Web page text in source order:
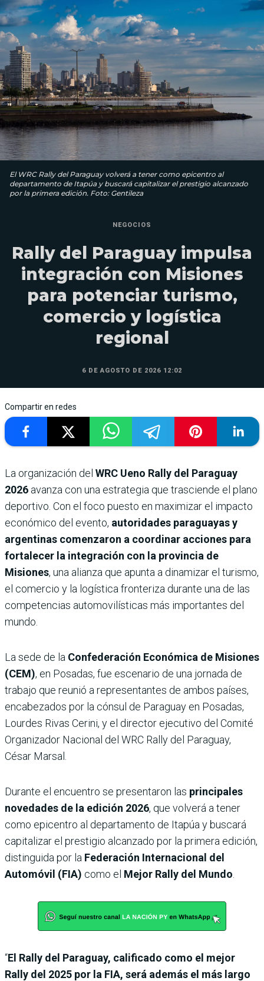
El WRC Rally del Paraguay volverá a tener como epicentro al
departamento de Itapúa y buscará capitalizar el prestigio alcanzado
por la primera edición. Foto: Gentileza
NEGOCIOS
Rally del Paraguay impulsa
integración con Misiones
para potenciar turismo,
comercio y logística
regional
6 DE AGOSTO DE 2026 12:02
Compartir en redes
La organización del WRC Ueno Rally del Paraguay
2026 avanza con una estrategia que trasciende el plano
deportivo. Con el foco puesto en maximizar el impacto
económico del evento, autoridades paraguayas y
argentinas comenzaron a coordinar acciones para
fortalecer la integración con la provincia de
Misiones, una alianza que apunta a dinamizar el turismo,
el comercio y la logística fronteriza durante una de las
competencias automovilísticas más importantes del
mundo.
La sede de la Confederación Económica de Misiones
(CEM), en Posadas, fue escenario de una jornada de
trabajo que reunió a representantes de ambos países,
encabezados por la cónsul de Paraguay en Posadas,
Lourdes Rivas Cerini, y el director ejecutivo del Comité
Organizador Nacional del WRC Rally del Paraguay,
César Marsal.
Durante el encuentro se presentaron las principales
novedades de la edición 2026, que volverá a tener
como epicentro al departamento de Itapúa y buscará
capitalizar el prestigio alcanzado por la primera edición,
distinguida por la Federación Internacional del
Automóvil (FIA) como el Mejor Rally del Mundo
“El Rally del Paraguay, calificado como el mejor
Rally del 2025 por la FIA, será además el más largo